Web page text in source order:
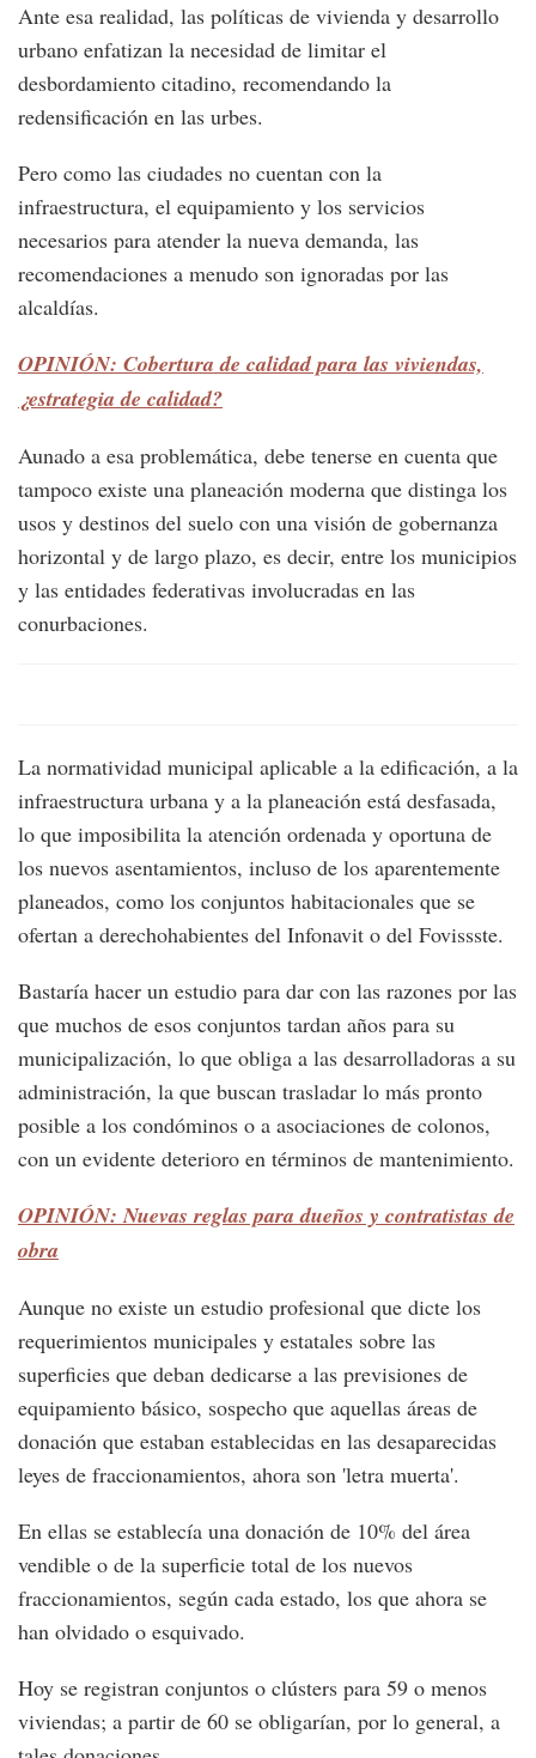
Ante esa realidad, las políticas de vivienda y desarrollo
urbano enfatizan la necesidad de limitar el
desbordamiento citadino, recomendando la
redensificación en las urbes.
Pero como las ciudades no cuentan con la
infraestructura, el equipamiento y los servicios
necesarios para atender la nueva demanda, las
recomendaciones a menudo son ignoradas por las
alcaldías.
OPINIÓN: Cobertura de calidad para las viviendas,
¿estrategia de calidad?
Aunado a esa problemática, debe tenerse en cuenta que
tampoco existe una planeación moderna que distinga los
usos y destinos del suelo con una visión de gobernanza
horizontal y de largo plazo, es decir, entre los municipios
y las entidades federativas involucradas en las
conurbaciones.
La normatividad municipal aplicable a la edificación, a la
infraestructura urbana y a la planeación está desfasada,
lo que imposibilita la atención ordenada y oportuna de
los nuevos asentamientos, incluso de los aparentemente
planeados, como los conjuntos habitacionales que se
ofertan a derechohabientes del Infonavit o del Fovissste.
Bastaría hacer un estudio para dar con las razones por las
que muchos de esos conjuntos tardan años para su
municipalización, lo que obliga a las desarrolladoras a su
administración, la que buscan trasladar lo más pronto
posible a los condóminos o a asociaciones de colonos,
con un evidente deterioro en términos de mantenimiento.
OPINIÓN: Nuevas reglas para dueños y contratistas de
obra
Aunque no existe un estudio profesional que dicte los
requerimientos municipales y estatales sobre las
superficies que deban dedicarse a las previsiones de
equipamiento básico, sospecho que aquellas áreas de
donación que estaban establecidas en las desaparecidas
leyes de fraccionamientos, ahora son 'letra muerta'.
En ellas se establecía una donación de 10% del área
vendible o de la superficie total de los nuevos
fraccionamientos, según cada estado, los que ahora se
han olvidado o esquivado.
Hoy se registran conjuntos o clústers para 59 o menos
viviendas; a partir de 60 se obligarían, por lo general, a